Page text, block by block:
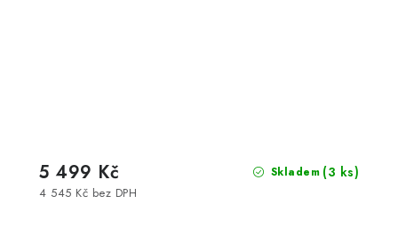
Skladem (3 ks)
4 545 Kč bez DPH
5 499 Kč